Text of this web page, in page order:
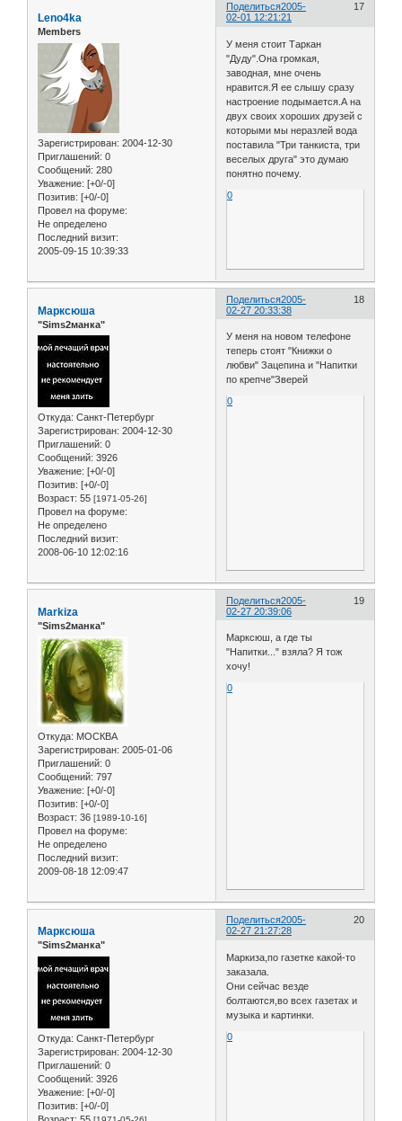
Поделиться 17
2005-
02-01 12:21:21
Leno4ka
Members
Зарегистрирован: 2004-12-30
Приглашений: 0
Сообщений: 280
Уважение: [+0/-0]
Позитив: [+0/-0]
Провел на форуме:
Не определено
Последний визит:
2005-09-15 10:39:33
У меня стоит Таркан
"Дуду".Она громкая,
заводная, мне очень
нравится.Я ее слышу сразу
настроение подымается.А на
двух своих хороших друзей с
которыми мы неразлей вода
поставила "Три танкиста, три
веселых друга" это думаю
понятно почему.
0
Поделиться 18
2005-
02-27 20:33:38
Марксюша
"Sims2манка"
Откуда: Санкт-Петербург
Зарегистрирован: 2004-12-30
Приглашений: 0
Сообщений: 3926
Уважение: [+0/-0]
Позитив: [+0/-0]
Возраст: 55 [1971-05-26]
Провел на форуме:
Не определено
Последний визит:
2008-06-10 12:02:16
У меня на новом телефоне
теперь стоят "Книжки о
любви" Зацепина и "Напитки
по крепче"Зверей
0
Поделиться 19
2005-
02-27 20:39:06
Markiza
"Sims2манка"
Откуда: МОСКВА
Зарегистрирован: 2005-01-06
Приглашений: 0
Сообщений: 797
Уважение: [+0/-0]
Позитив: [+0/-0]
Возраст: 36 [1989-10-16]
Провел на форуме:
Не определено
Последний визит:
2009-08-18 12:09:47
Марксюш, а где ты
"Напитки..." взяла? Я тож
хочу!
0
Поделиться 20
2005-
02-27 21:27:28
Марксюша
"Sims2манка"
Откуда: Санкт-Петербург
Зарегистрирован: 2004-12-30
Приглашений: 0
Сообщений: 3926
Уважение: [+0/-0]
Позитив: [+0/-0]
Маркиза,по газетке какой-то
заказала.
Они сейчас везде
болтаются,во всех газетах и
музыка и картинки.
0